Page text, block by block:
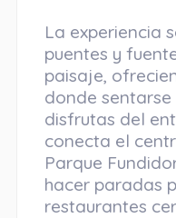
La experiencia
puentes y
paisaje,
donde
disfrutas del
conecta el
Parque
hacer paradas
restaurantes